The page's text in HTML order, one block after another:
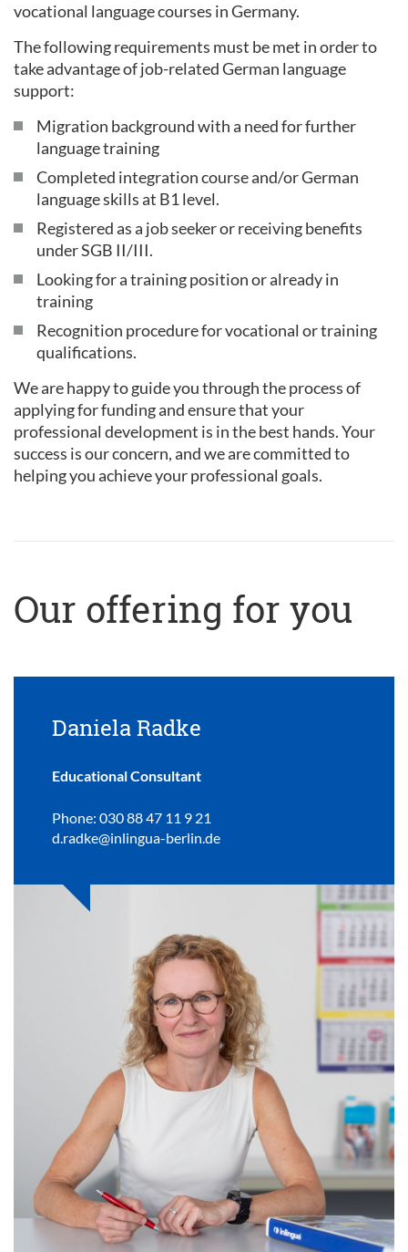
vocational language courses in Germany.
The following requirements must be met in order to
take advantage of job-related German language
support:
Migration background with a need for further
language training
Completed integration course and/or German
language skills at B1 level.
Registered as a job seeker or receiving benefits
under SGB II/III.
Looking for a training position or already in
training
Recognition procedure for vocational or training
qualifications.
We are happy to guide you through the process of
applying for funding and ensure that your
professional development is in the best hands. Your
success is our concern, and we are committed to
helping you achieve your professional goals.
Our offering for you
Daniela Radke
Educational Consultant
Phone: 030 88 47 11 9 21
d.radke@inlingua-berlin.de